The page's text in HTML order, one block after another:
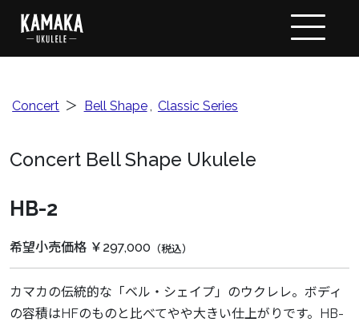
Concert ＞ Bell Shape, Classic Series
Concert Bell Shape Ukulele
HB-2
希望小売価格 ￥297,000 （税込）
カマカの伝統的な「ベル・シェイプ」のウクレレ。ボディ
の容積はHFのものと比べてやや大きい仕上がりです。HB-